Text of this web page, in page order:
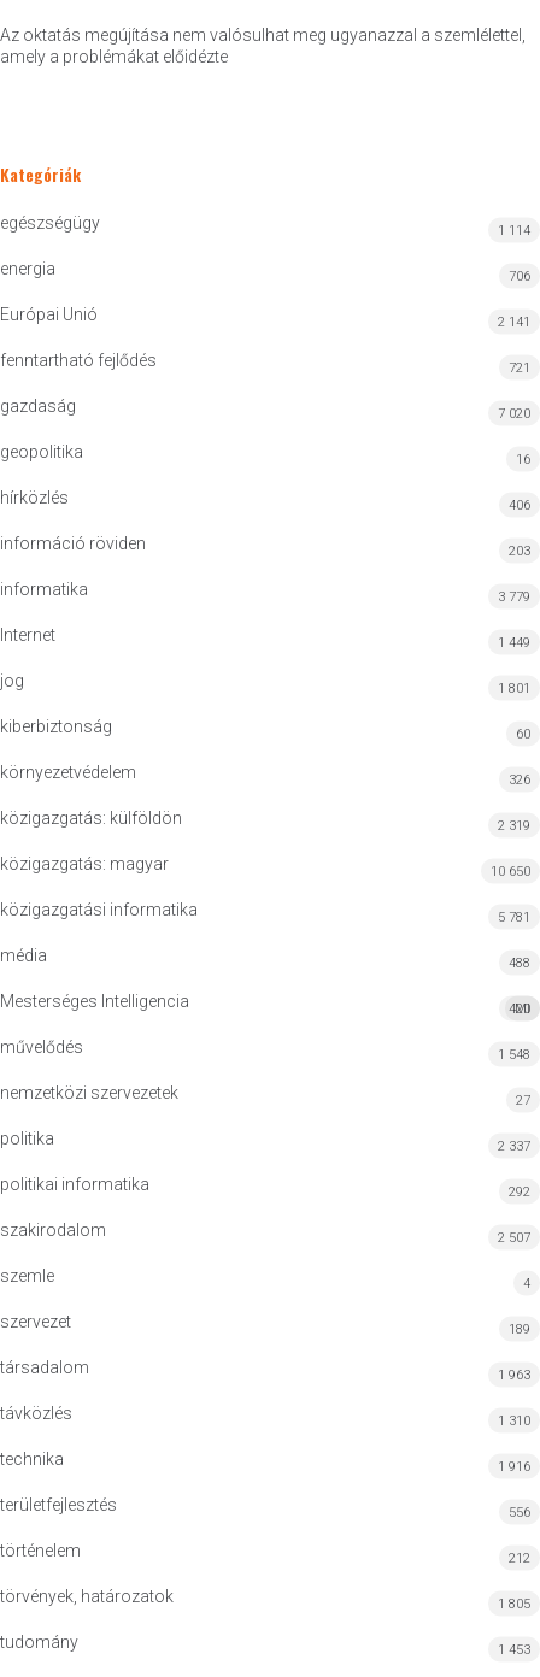
Az oktatás megújítása nem valósulhat meg ugyanazzal a szemlélettel,
amely a problémákat előidézte
Kategóriák
egészségügy 1 114
energia 706
Európai Unió 2 141
fenntartható fejlődés 721
gazdaság 7 020
geopolitika 16
hírközlés 406
információ röviden 203
informatika 3 779
Internet 1 449
jog 1 801
kiberbiztonság 60
környezetvédelem 326
közigazgatás: külföldön 2 319
közigazgatás: magyar 10 650
közigazgatási informatika 5 781
média 488
Mesterséges Intelligencia MI
420
művelődés 1 548
nemzetközi szervezetek 27
politika 2 337
politikai informatika 292
szakirodalom 2 507
szemle 4
szervezet 189
társadalom 1 963
távközlés 1 310
technika 1 916
területfejlesztés 556
történelem 212
törvények, határozatok 1 805
tudomány 1 453